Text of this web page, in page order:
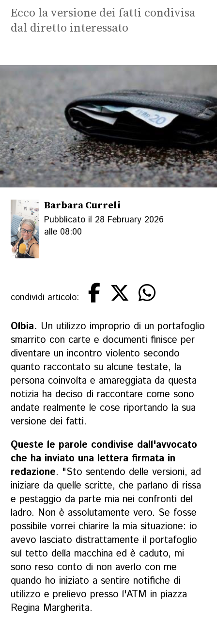
Ecco la versione dei fatti condivisa
dal diretto interessato
Barbara Curreli
Pubblicato il 28 February 2026
alle 08:00
condividi articolo:
Olbia. Un utilizzo improprio di un portafoglio
smarrito con carte e documenti finisce per
diventare un incontro violento secondo
quanto raccontato su alcune testate, la
persona coinvolta e amareggiata da questa
notizia ha deciso di raccontare come sono
andate realmente le cose riportando la sua
versione dei fatti.
Queste le parole condivise dall'avvocato
che ha inviato una lettera firmata in
redazione. "Sto sentendo delle versioni, ad
iniziare da quelle scritte, che parlano di rissa
e pestaggio da parte mia nei confronti del
ladro. Non è assolutamente vero. Se fosse
possibile vorrei chiarire la mia situazione: io
avevo lasciato distrattamente il portafoglio
sul tetto della macchina ed è caduto, mi
sono reso conto di non averlo con me
quando ho iniziato a sentire notifiche di
utilizzo e prelievo presso l'ATM in piazza
Regina Margherita.